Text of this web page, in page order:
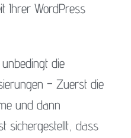
Ihrer WordPress
die
– Zuerst die
und dann
sichergestellt, dass